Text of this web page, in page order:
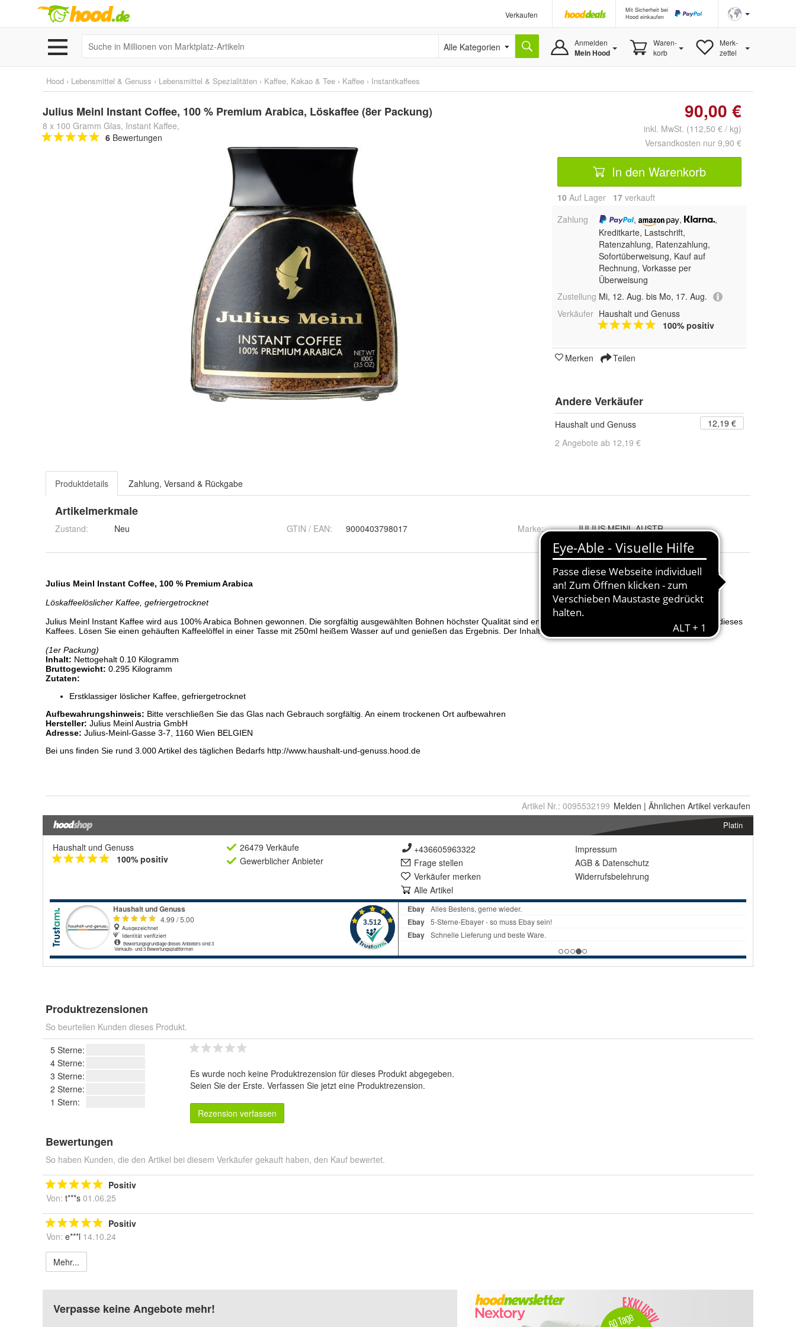
Verkaufen
Mit Sicherheit bei
Hood einkaufen
Alle Kategorien Anmelden
Mein Hood
Waren-
korb
Merk-
zettel
Hood › Lebensmittel & Genuss › Lebensmittel & Spezialitäten › Kaffee, Kakao & Tee › Kaffee › Instantkaffees
Julius Meinl Instant Coffee, 100 % Premium Arabica, Löskaffee (8er Packung)
8 x 100 Gramm Glas, Instant Kaffee,
6 Bewertungen
90,00 €
inkl. MwSt. (112,50 € / kg)
Versandkosten nur 9,90 €
In den Warenkorb
10 Auf Lager 17 verkauft
Zahlung
, ,
,
Kreditkarte, Lastschrift,
Ratenzahlung, Ratenzahlung,
Sofortüberweisung, Kauf auf
Rechnung, Vorkasse per
Überweisung
Zustellung Mi, 12. Aug. bis Mo, 17. Aug.
Verkäufer Haushalt und Genuss
100% positiv
Merken Teilen
Andere Verkäufer
Haushalt und Genuss
12,19 €
2 Angebote ab 12,19 €
Produktdetails Zahlung, Versand & Rückgabe
Artikelmerkmale
Zustand: Neu GTIN / EAN: 9000403798017 Marke: JULIUS MEINL AUSTRIA GMBH
Artikel Nr.: 0095532199 Melden | Ähnlichen Artikel verkaufen
Platin
Haushalt und Genuss
100% positiv
26479 Verkäufe
Gewerblicher Anbieter
+436605963322
Frage stellen
Verkäufer merken
Alle Artikel
Impressum
AGB & Datenschutz
Widerrufsbelehrung
Produktrezensionen
So beurteilen Kunden dieses Produkt.
5 Sterne:
4 Sterne:
3 Sterne:
2 Sterne:
1 Stern:
Es wurde noch keine Produktrezension für dieses Produkt abgegeben.
Seien Sie der Erste. Verfassen Sie jetzt eine Produktrezension.
Rezension verfassen
Bewertungen
So haben Kunden, die den Artikel bei diesem Verkäufer gekauft haben, den Kauf bewertet.
Positiv
Von: t***s 01.06.25
Positiv
Von: e***l 14.10.24
Mehr...
Verpasse keine Angebote mehr!